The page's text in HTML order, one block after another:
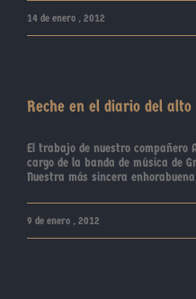
14 de enero , 2012
Reche en el diario del alto
El trabajo de nuestro compañero
cargo de la banda de música de
Nuestra más sincera
9 de enero , 2012